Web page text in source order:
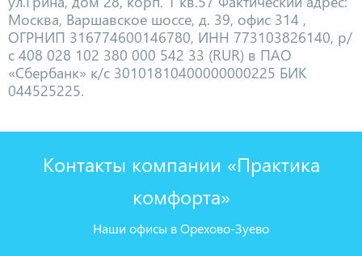
Москва, Варшавское шоссе, д. 39, офис 314 ,
ОГРНИП 316774600146780, ИНН 773103826140, р/
с 408 028 102 380 000 542 33 (RUR) в ПАО
«Сбербанк» к/с 30101810400000000225 БИК
044525225.
Контакты компании «Практика
комфорта»
Наши офисы в Орехово-Зуево